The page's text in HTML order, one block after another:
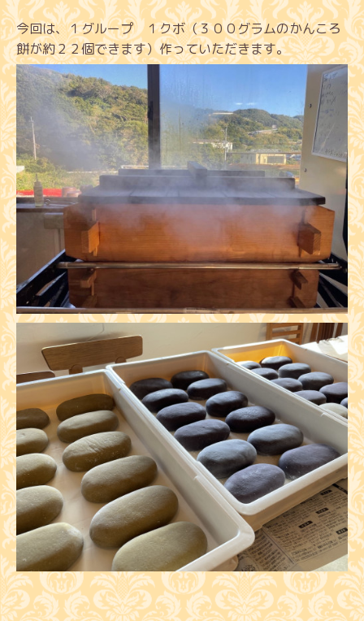
今回は、１グループ １クボ（３００グラムのかんころ
餅が約２２個できます）作っていただきます。